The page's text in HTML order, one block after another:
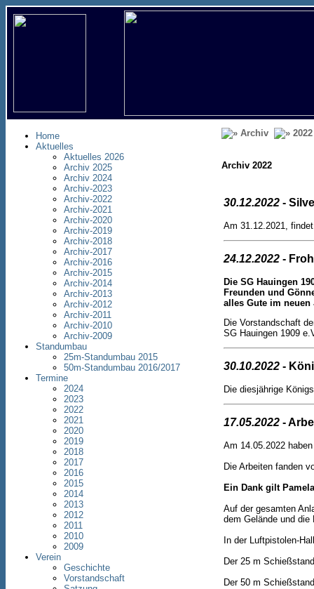
Home
Aktuelles
Aktuelles 2026
Archiv 2025
Archiv 2024
Archiv-2023
Archiv-2022
Archiv-2021
Archiv-2020
Archiv-2019
Archiv-2018
Archiv-2017
Archiv-2016
Archiv-2015
Archiv-2014
Archiv-2013
Archiv-2012
Archiv-2011
Archiv-2010
Archiv-2009
Standumbau
25m-Standumbau 2015
50m-Standumbau 2016/2017
Termine
2024
2023
2022
2021
2020
2019
2018
2017
2016
2015
2014
2013
2012
2011
2010
2009
Verein
Geschichte
Vorstandschaft
Archiv 2022
Archiv 2022
30.12.2022 -
Am 31.12.2021,
24.12.2022 -
Die SG Hauingen
Freunden und
alles Gute im neuen
Die Vorstandschaft
SG Hauingen 1909
30.10.2022 -
Die diesjährige
17.05.2022 -
Am 14.05.2022
Die Arbeiten fanden
Ein Dank gilt
Auf der gesamten
dem Gelände und die
In der Luftpistolen-
Der 25 m
Der 50 m